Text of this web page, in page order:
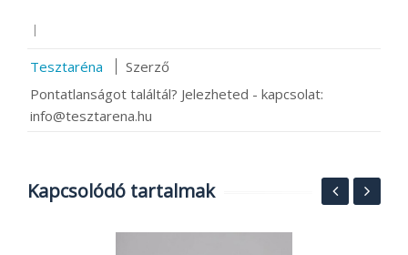
|
Tesztaréna
Szerző
Pontatlanságot találtál? Jelezheted - kapcsolat:
info@tesztarena.hu
Kapcsolódó tartalmak